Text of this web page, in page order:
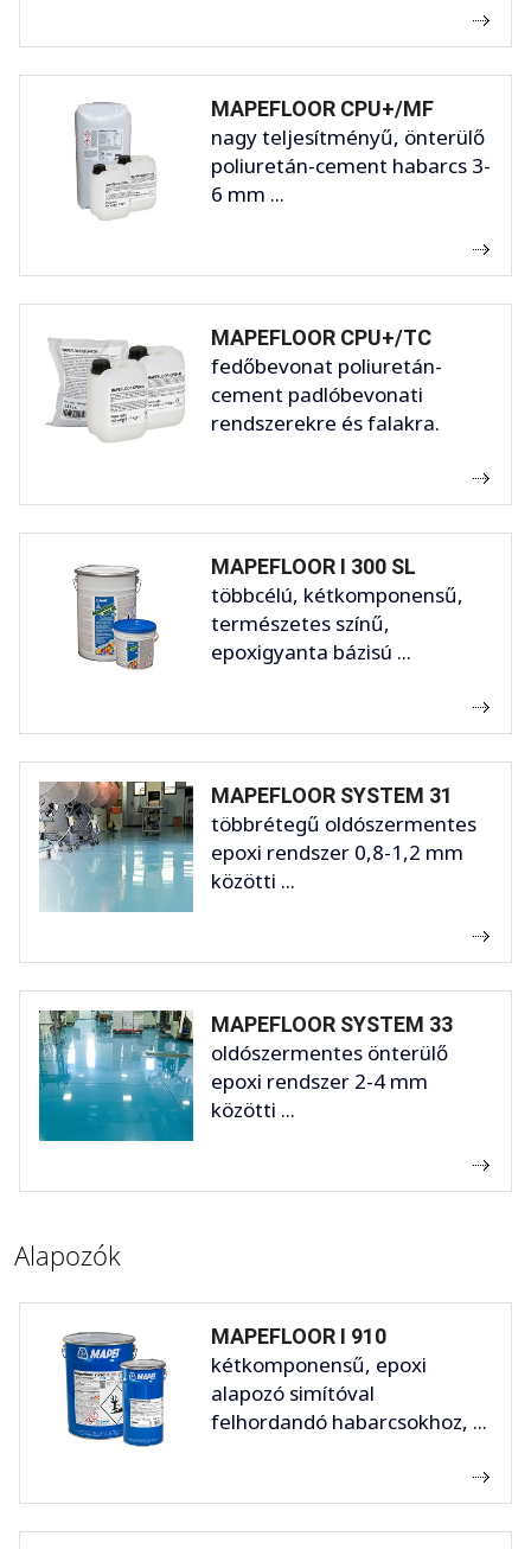
MAPEFLOOR CPU+/MF
nagy teljesítményű, önterülő
poliuretán-cement habarcs 3-
6 mm ...
MAPEFLOOR CPU+/TC
fedőbevonat poliuretán-
cement padlóbevonati
rendszerekre és falakra.
MAPEFLOOR I 300 SL
többcélú, kétkomponensű,
természetes színű,
epoxigyanta bázisú ...
MAPEFLOOR SYSTEM 31
többrétegű oldószermentes
epoxi rendszer 0,8-1,2 mm
közötti ...
MAPEFLOOR SYSTEM 33
oldószermentes önterülő
epoxi rendszer 2-4 mm
közötti ...
Alapozók
MAPEFLOOR I 910
kétkomponensű, epoxi
alapozó simítóval
felhordandó habarcsokhoz, ...